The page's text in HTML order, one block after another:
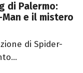
di Palermo:
e il mistero
di Spider-